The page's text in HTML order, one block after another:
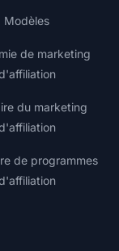
Modèles
de marketing
du marketing
de programmes